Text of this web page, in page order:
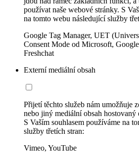
používat naše webové stránky. S
na tomto webu následující služby
Google Tag Manager, UET
Consent Mode od Microsoft,
Freshchat
Externí mediální obsah
Přijetí těchto služeb nám umožňuje
nebo jiný mediální obsah
S Vaším souhlasem používáme na
služby třetích stran:
Vimeo, YouTube